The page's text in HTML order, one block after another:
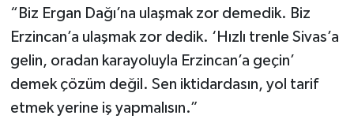
“Biz Ergan Dağı’na ulaşmak zor demedik. Biz
Erzincan’a ulaşmak zor dedik. ‘Hızlı trenle Sivas’a
gelin, oradan karayoluyla Erzincan’a geçin’
demek çözüm değil. Sen iktidardasın, yol tarif
etmek yerine iş yapmalısın.”